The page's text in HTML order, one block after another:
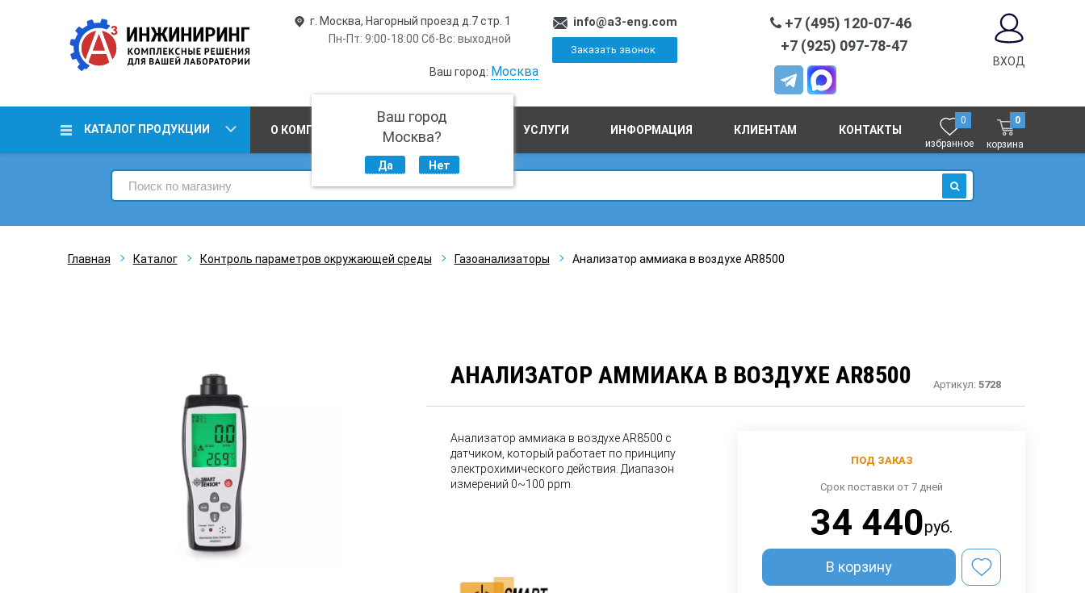
г. Москва, Нагорный проезд д.7 стр. 1
Пн-Пт: 9:00-18:00 Сб-Вс: выходной
Ваш город: Москва
Ваш город
Москва?
Да Нет
info@a3-eng.com
Заказать звонок
+7 (495) 120-07-46
+7 (925) 097-78-47
ВХОД
КАТАЛОГ ПРОДУКЦИИ О КОМПАНИИ ПРОИЗВОДСТВО УСЛУГИ ИНФОРМАЦИЯ КЛИЕНТАМ КОНТАКТЫ
0
избранное
0
корзина
ИСКАТЬ
Главная Каталог Контроль параметров окружающей среды Газоанализаторы Анализатор аммиака в воздухе AR8500
АНАЛИЗАТОР АММИАКА В ВОЗДУХЕ AR8500 Артикул:5728
Анализатор аммиака в воздухе AR8500 с
датчиком, который работает по принципу
электрохимического действия. Диапазон
измерений 0~100 ppm.
ПОД ЗАКАЗ
Срок поставки от 7 дней
34 440руб.
В корзину